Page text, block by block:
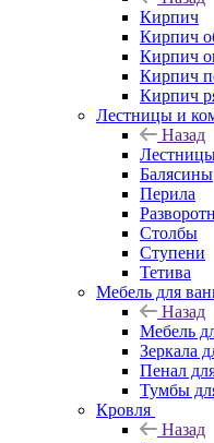
Кирпич
Кирпич
Кирпич
Кирпич
Кирпич
Лестницы и
Назад
Балясины
Перила
Столбы
Ступени
Тетива
Мебель для
Назад
Мебель
Зеркала
Пенал
Тумбы
Кровля
Назад